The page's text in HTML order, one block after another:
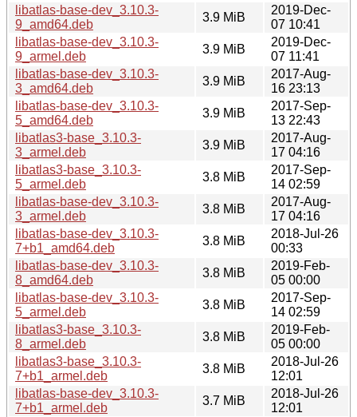
libatlas-base-dev_3.10.3-
9_amd64.deb
3.9 MiB
2019-Dec-
07 10:41
libatlas-base-dev_3.10.3-
9_armel.deb
3.9 MiB
2019-Dec-
07 11:41
libatlas-base-dev_3.10.3-
3_amd64.deb
3.9 MiB
2017-Aug-
16 23:13
libatlas-base-dev_3.10.3-
5_amd64.deb
3.9 MiB
2017-Sep-
13 22:43
libatlas3-base_3.10.3-
3_armel.deb
3.9 MiB
2017-Aug-
17 04:16
libatlas3-base_3.10.3-
5_armel.deb
3.8 MiB
2017-Sep-
14 02:59
libatlas-base-dev_3.10.3-
3_armel.deb
3.8 MiB
2017-Aug-
17 04:16
libatlas-base-dev_3.10.3-
7+b1_amd64.deb
3.8 MiB
2018-Jul-26
00:33
libatlas-base-dev_3.10.3-
8_amd64.deb
3.8 MiB
2019-Feb-
05 00:00
libatlas-base-dev_3.10.3-
5_armel.deb
3.8 MiB
2017-Sep-
14 02:59
libatlas3-base_3.10.3-
8_armel.deb
3.8 MiB
2019-Feb-
05 00:00
libatlas3-base_3.10.3-
7+b1_armel.deb
3.8 MiB
2018-Jul-26
12:01
libatlas-base-dev_3.10.3-
7+b1_armel.deb
3.7 MiB
2018-Jul-26
12:01